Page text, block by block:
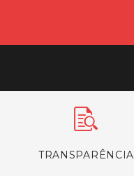
TRANSPARÊNCIA